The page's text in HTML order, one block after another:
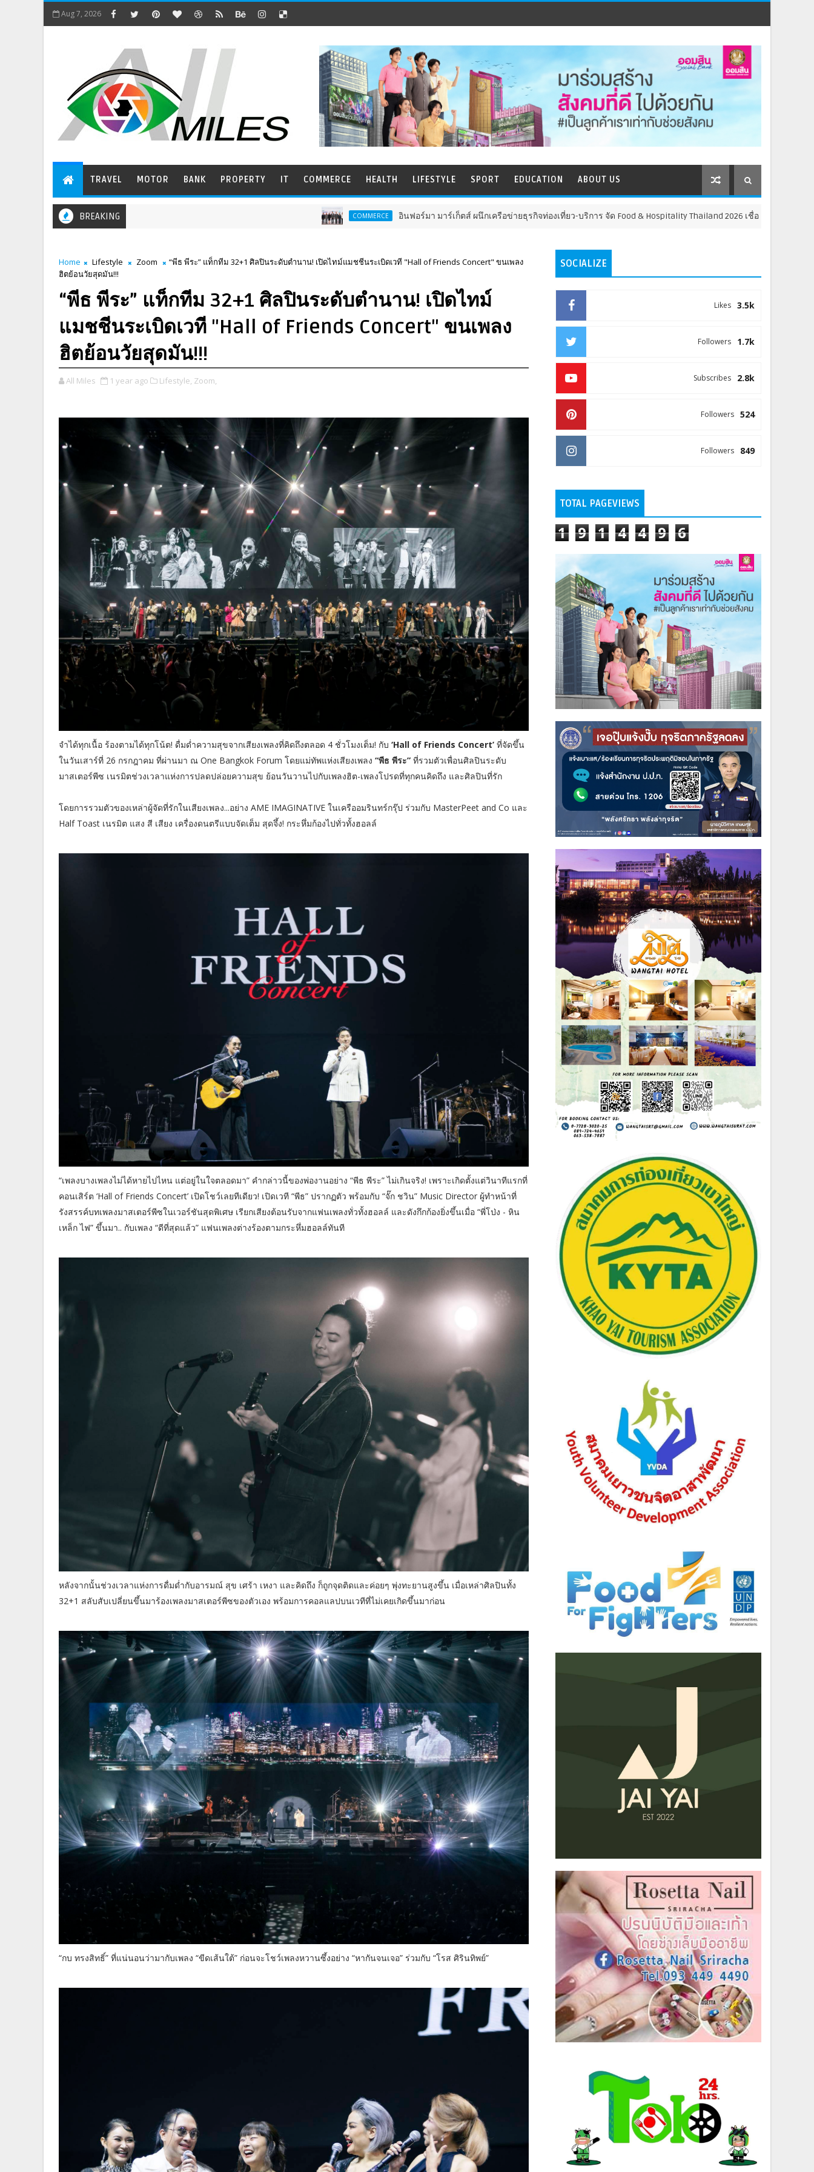
Aug 7, 2026
TRAVEL MOTOR BANK PROPERTY IT COMMERCE HEALTH LIFESTYLE SPORT EDUCATION ABOUT US
BREAKING COMMERCE อินฟอร์มา มาร์เก็ตส์ ผนึกเครือข่ายธุรกิจท่องเที่ยว-บริการ จัด Food & Hospitality Thailand 2026 เชื่อม 4 งานใหญ่ สร้างโอกาสธุรกิจค
Home Lifestyle Zoom
“พีธ พีระ” แท็กทีม 32+1 ศิลปินระดับตำนาน! เปิดไทม์แมชชีนระเบิดเวที "Hall of Friends Concert" ขนเพลง
ฮิตย้อนวัยสุดมัน!!!
“พีธ พีระ” แท็กทีม 32+1 ศิลปินระดับตำนาน! เปิดไทม์
แมชชีนระเบิดเวที "Hall of Friends Concert" ขนเพลง
ฮิตย้อนวัยสุดมัน!!!
All Miles 1 year ago Lifestyle, Zoom,
จำได้ทุกเนื้อ ร้องตามได้ทุกโน้ต! ดื่มด่ำความสุขจากเสียงเพลงที่คิดถึงตลอด 4 ชั่วโมงเต็ม! กับ ‘Hall of Friends Concert’ ที่จัดขึ้น
ในวันเสาร์ที่ 26 กรกฎาคม ที่ผ่านมา ณ One Bangkok Forum โดยแม่ทัพแห่งเสียงเพลง “พีธ พีระ” ที่รวมตัวเพื่อนศิลปินระดับ
มาสเตอร์พีซ เนรมิตช่วงเวลาแห่งการปลดปล่อยความสุข ย้อนวันวานไปกับเพลงฮิต-เพลงโปรดที่ทุกคนคิดถึง และศิลปินที่รัก
โดยการรวมตัวของเหล่าผู้จัดที่รักในเสียงเพลง...อย่าง AME IMAGINATIVE ในเครืออมรินทร์กรุ๊ป ร่วมกับ MasterPeet and Co และ
Half Toast เนรมิต แสง สี เสียง เครื่องดนตรีแบบจัดเต็ม สุดจึ้ง! กระหึ่มก้องไปทั่วทั้งฮอลล์
“เพลงบางเพลงไม่ได้หายไปไหน แต่อยู่ในใจตลอดมา” คำกล่าวนี้ของพ่องานอย่าง “พีธ พีระ” ไม่เกินจริง! เพราะเกิดตั้งแต่วินาทีแรกที่
คอนเสิร์ต ‘Hall of Friends Concert’ เปิดโชว์เลยทีเดียว! เปิดเวที “พีธ” ปรากฏตัว พร้อมกับ “จั๊ก ชวิน” Music Director ผู้ทำหน้าที่
รังสรรค์บทเพลงมาสเตอร์พีซในเวอร์ชันสุดพิเศษ เรียกเสียงต้อนรับจากแฟนเพลงทั่วทั้งฮอลล์ และดังกึกก้องยิ่งขึ้นเมื่อ “พี่โป่ง - หิน
เหล็ก ไฟ” ขึ้นมา.. กับเพลง “ดีที่สุดแล้ว” แฟนเพลงต่างร้องตามกระหึ่มฮอลล์ทันที
หลังจากนั้นช่วงเวลาแห่งการดื่มด่ำกับอารมณ์ สุข เศร้า เหงา และคิดถึง ก็ถูกจุดติดและค่อยๆ พุ่งทะยานสูงขึ้น เมื่อเหล่าศิลปินทั้ง
32+1 สลับสับเปลี่ยนขึ้นมาร้องเพลงมาสเตอร์พีซของตัวเอง พร้อมการคอลแลปบนเวทีที่ไม่เคยเกิดขึ้นมาก่อน
“กบ ทรงสิทธิ์” ที่แน่นอนว่ามากับเพลง “ขีดเส้นใต้” ก่อนจะโชว์เพลงหวานซึ้งอย่าง “หากันจนเจอ” ร่วมกับ “โรส ศิรินทิพย์”
SOCIALIZE
3.5k
Likes
1.7k
Followers
2.8k
Subscribes
524
Followers
849
Followers
TOTAL PAGEVIEWS
1 9 1 4 4 9 6